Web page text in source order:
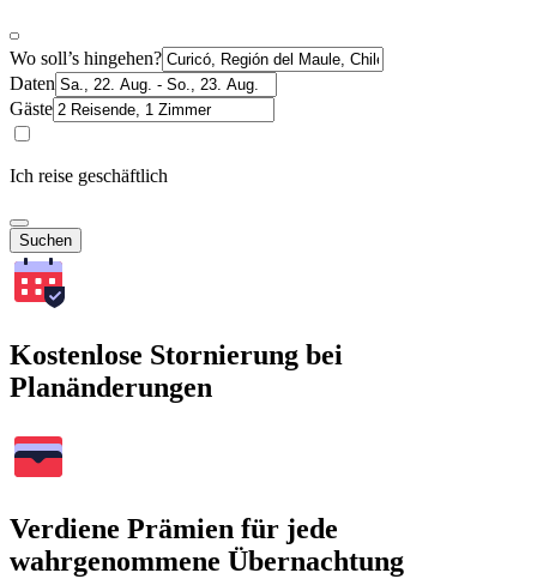
Wo soll’s hingehen?
Daten
Gäste
Ich reise geschäftlich
Suchen
Kostenlose Stornierung bei
Planänderungen
Verdiene Prämien für jede
wahrgenommene Übernachtung